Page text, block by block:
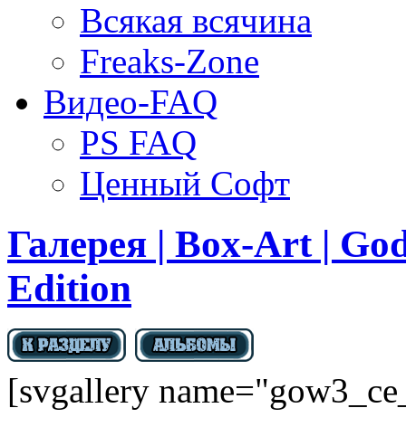
Всякая всячина
Freaks-Zone
Видео-FAQ
PS FAQ
Ценный Софт
Галерея | Box-Art |
Edition
[svgallery